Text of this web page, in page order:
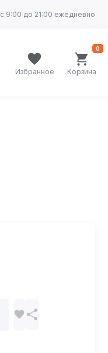
с 9:00 до 21:00 ежедневно
Избранное Корзина
0